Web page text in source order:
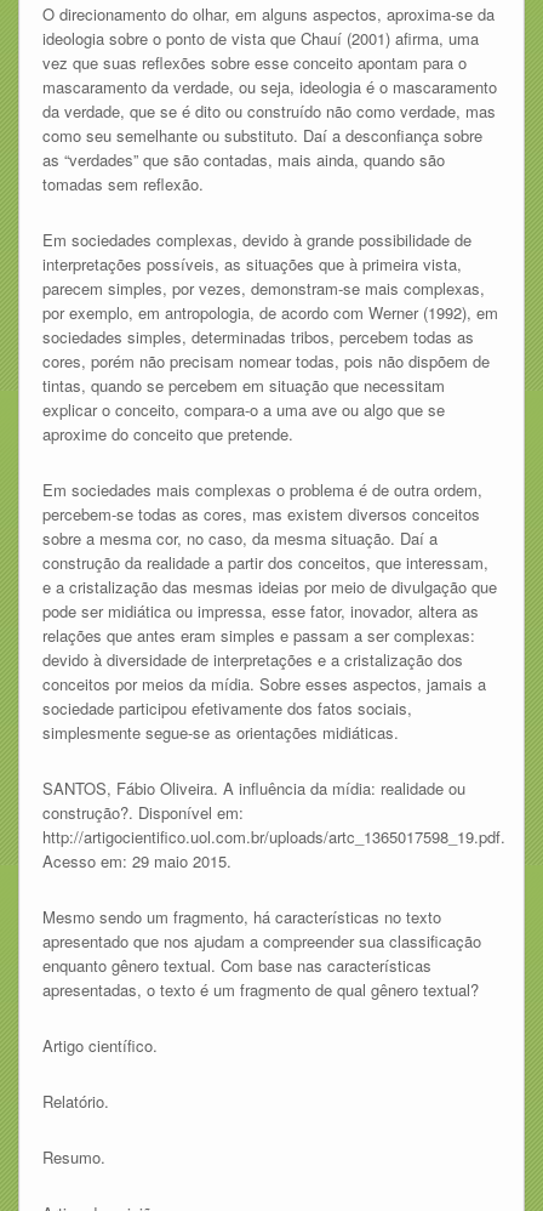
O direcionamento do olhar, em alguns aspectos, aproxima-se da
ideologia sobre o ponto de vista que Chauí (2001) afirma, uma
vez que suas reflexões sobre esse conceito apontam para o
mascaramento da verdade, ou seja, ideologia é o mascaramento
da verdade, que se é dito ou construído não como verdade, mas
como seu semelhante ou substituto. Daí a desconfiança sobre
as “verdades” que são contadas, mais ainda, quando são
tomadas sem reflexão.
Em sociedades complexas, devido à grande possibilidade de
interpretações possíveis, as situações que à primeira vista,
parecem simples, por vezes, demonstram-se mais complexas,
por exemplo, em antropologia, de acordo com Werner (1992), em
sociedades simples, determinadas tribos, percebem todas as
cores, porém não precisam nomear todas, pois não dispõem de
tintas, quando se percebem em situação que necessitam
explicar o conceito, compara-o a uma ave ou algo que se
aproxime do conceito que pretende.
Em sociedades mais complexas o problema é de outra ordem,
percebem-se todas as cores, mas existem diversos conceitos
sobre a mesma cor, no caso, da mesma situação. Daí a
construção da realidade a partir dos conceitos, que interessam,
e a cristalização das mesmas ideias por meio de divulgação que
pode ser midiática ou impressa, esse fator, inovador, altera as
relações que antes eram simples e passam a ser complexas:
devido à diversidade de interpretações e a cristalização dos
conceitos por meios da mídia. Sobre esses aspectos, jamais a
sociedade participou efetivamente dos fatos sociais,
simplesmente segue-se as orientações midiáticas.
SANTOS, Fábio Oliveira. A influência da mídia: realidade ou
construção?. Disponível em:
http://artigocientifico.uol.com.br/uploads/artc_1365017598_19.pdf.
Acesso em: 29 maio 2015.
Mesmo sendo um fragmento, há características no texto
apresentado que nos ajudam a compreender sua classificação
enquanto gênero textual. Com base nas características
apresentadas, o texto é um fragmento de qual gênero textual?
Artigo científico.
Relatório.
Resumo.